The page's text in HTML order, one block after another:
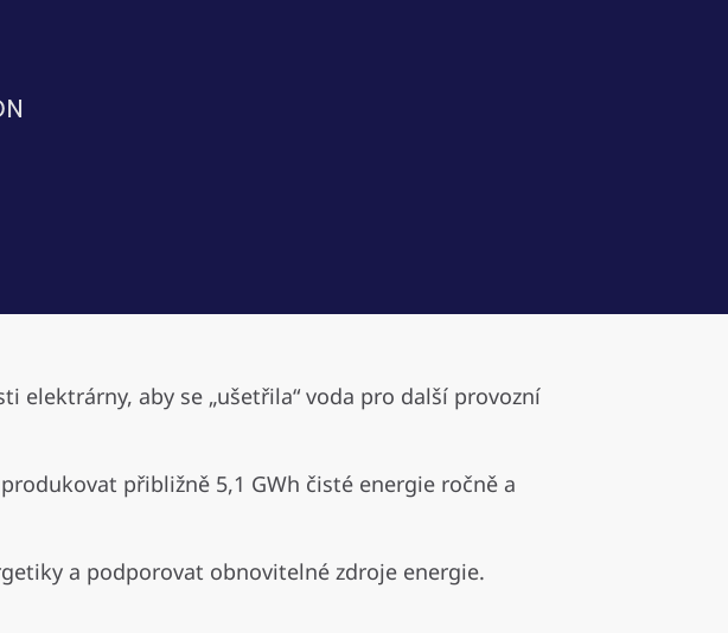
elektrárny, aby se „ušetřila“ voda pro další provozní
přibližně 5,1 GWh čisté energie ročně a
a podporovat obnovitelné zdroje energie.